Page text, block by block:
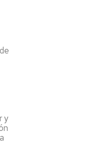
y